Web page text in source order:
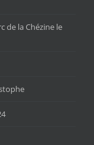
de la Chézine le